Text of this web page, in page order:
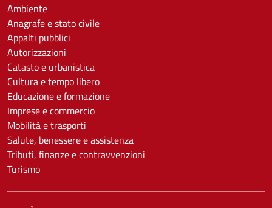
Ambiente
Anagrafe e stato civile
Appalti pubblici
Autorizzazioni
Catasto e urbanistica
Cultura e tempo libero
Educazione e formazione
Imprese e commercio
Mobilità e trasporti
Salute, benessere e assistenza
Tributi, finanze e contravvenzioni
Turismo